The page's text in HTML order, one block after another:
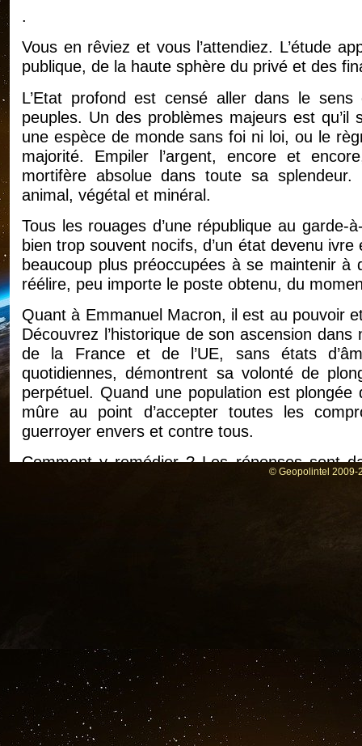
.
Vous en rêviez et vous l’attendiez. L’étude
publique, de la haute sphère du privé et des
L’Etat profond est censé aller dans le
peuples. Un des problèmes majeurs est qu’il
une espèce de monde sans foi ni loi, ou le
majorité. Empiler l’argent, encore et
mortifère absolue dans toute sa
animal, végétal et minéral.
Tous les rouages d’une république au
bien trop souvent nocifs, d’un état devenu
beaucoup plus préoccupées à se maintenir
réélire, peu importe le poste obtenu, du
Quant à Emmanuel Macron, il est au pouvoir
Découvrez l’historique de son ascension
de la France et de l’UE, sans états
quotidiennes, démontrent sa volonté de
perpétuel. Quand une population est
mûre au point d’accepter toutes les
guerroyer envers et contre tous.
Comment y remédier ? Les réponses sont
Proche-Orient et la géopolitique internationale.
Depuis une vingtaine d’années, il fouille,
n’hésite pas à se rendre sur des lieux de
mettre à jour les véritables informations, de
la puissance néfaste et les mensonges des
© Geopolintel 2009-